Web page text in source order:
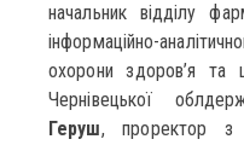
начальник відділу
інформаційно-
охорони здоров’я та
Чернівецької
Геруш, проректор з